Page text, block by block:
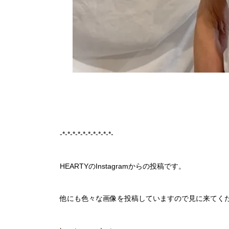
-*-*-*-*-*-*-*-*-*-*-
HEARTYのInstagramからの投稿です。
他にも色々な画像を投稿していますので見に来てく